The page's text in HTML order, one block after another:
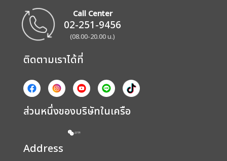
Call Center
02-251-9456
(08.00-20.00 น.)
ติดตามเราได้ที่
ส่วนหนึ่งของบริษัทในเครือ
Address